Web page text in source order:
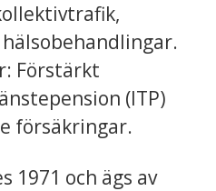
Förstärkt
(ITP)
försäkringar.
1971 och ägs av